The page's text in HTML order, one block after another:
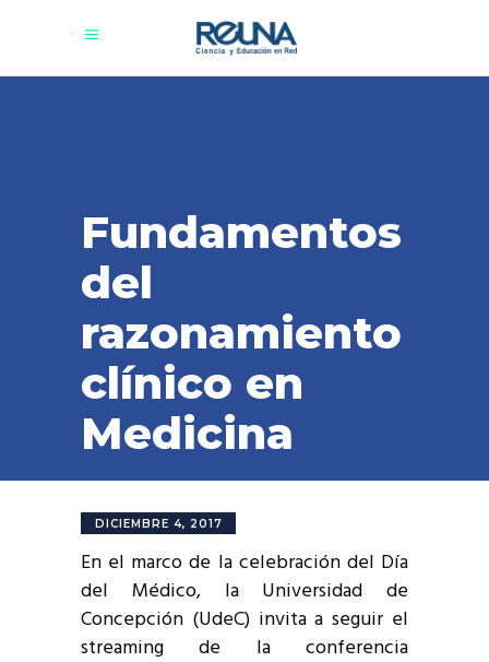
Fundamentos
del
razonamiento
clínico en
Medicina
DICIEMBRE 4, 2017
En el marco de la celebración del Día
del Médico, la Universidad de
Concepción (UdeC) invita a seguir el
streaming de la conferencia